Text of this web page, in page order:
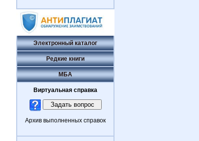
Электронный каталог
Редкие книги
МБА
Виртуальная справка
Архив выполненных справок